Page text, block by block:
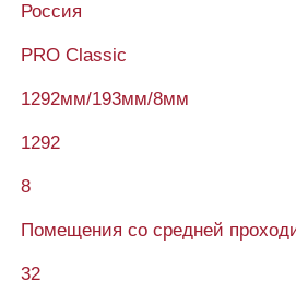
Россия
PRO Classic
1292мм/193мм/8мм
1292
8
Помещения со средней
32